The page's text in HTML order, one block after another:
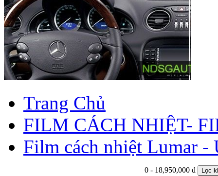
Trang Chủ
FILM CÁCH NHIỆT-
Film cách nhiệt Lumar -
0 - 18,950,000 đ Lọc